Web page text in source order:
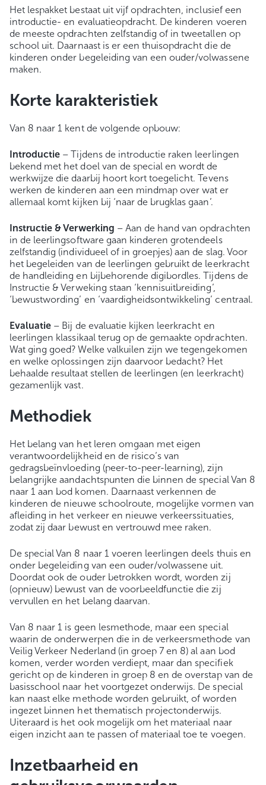
Het lespakket bestaat uit vijf opdrachten, inclusief een
introductie- en evaluatieopdracht. De kinderen voeren
de meeste opdrachten zelfstandig of in tweetallen op
school uit. Daarnaast is er een thuisopdracht die de
kinderen onder begeleiding van een ouder/volwassene
maken.
Korte karakteristiek
Van 8 naar 1 kent de volgende opbouw:
Introductie – Tijdens de introductie raken leerlingen
bekend met het doel van de special en wordt de
werkwijze die daarbij hoort kort toegelicht. Tevens
werken de kinderen aan een mindmap over wat er
allemaal komt kijken bij ‘naar de brugklas gaan’.
Instructie & Verwerking – Aan de hand van opdrachten
in de leerlingsoftware gaan kinderen grotendeels
zelfstandig (individueel of in groepjes) aan de slag. Voor
het begeleiden van de leerlingen gebruikt de leerkracht
de handleiding en bijbehorende digibordles. Tijdens de
Instructie & Verweking staan ‘kennisuitbreiding’,
‘bewustwording’ en ‘vaardigheidsontwikkeling’ centraal.
Evaluatie – Bij de evaluatie kijken leerkracht en
leerlingen klassikaal terug op de gemaakte opdrachten.
Wat ging goed? Welke valkuilen zijn we tegengekomen
en welke oplossingen zijn daarvoor bedacht? Het
behaalde resultaat stellen de leerlingen (en leerkracht)
gezamenlijk vast.
Methodiek
Het belang van het leren omgaan met eigen
verantwoordelijkheid en de risico’s van
gedragsbeïnvloeding (peer-to-peer-learning), zijn
belangrijke aandachtspunten die binnen de special Van 8
naar 1 aan bod komen. Daarnaast verkennen de
kinderen de nieuwe schoolroute, mogelijke vormen van
afleiding in het verkeer en nieuwe verkeerssituaties,
zodat zij daar bewust en vertrouwd mee raken.
De special Van 8 naar 1 voeren leerlingen deels thuis en
onder begeleiding van een ouder/volwassene uit.
Doordat ook de ouder betrokken wordt, worden zij
(opnieuw) bewust van de voorbeeldfunctie die zij
vervullen en het belang daarvan.
Van 8 naar 1 is geen lesmethode, maar een special
waarin de onderwerpen die in de verkeersmethode van
Veilig Verkeer Nederland (in groep 7 en 8) al aan bod
komen, verder worden verdiept, maar dan specifiek
gericht op de kinderen in groep 8 en de overstap van de
basisschool naar het voortgezet onderwijs. De special
kan naast elke methode worden gebruikt, of worden
ingezet binnen het thematisch projectonderwijs.
Uiteraard is het ook mogelijk om het materiaal naar
eigen inzicht aan te passen of materiaal toe te voegen.
Inzetbaarheid en